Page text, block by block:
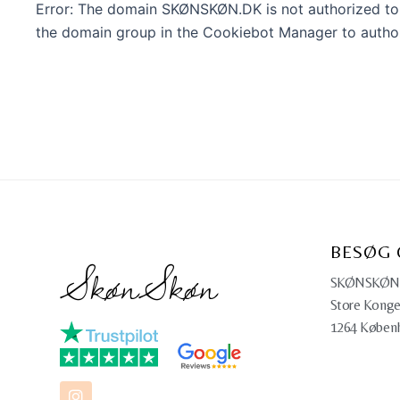
Error: The domain SKØNSKØN.DK is not
the domain group in the Cookiebot Manager to
SkønSkøn
I
BESØG
SKØNSKØN
Store
1264